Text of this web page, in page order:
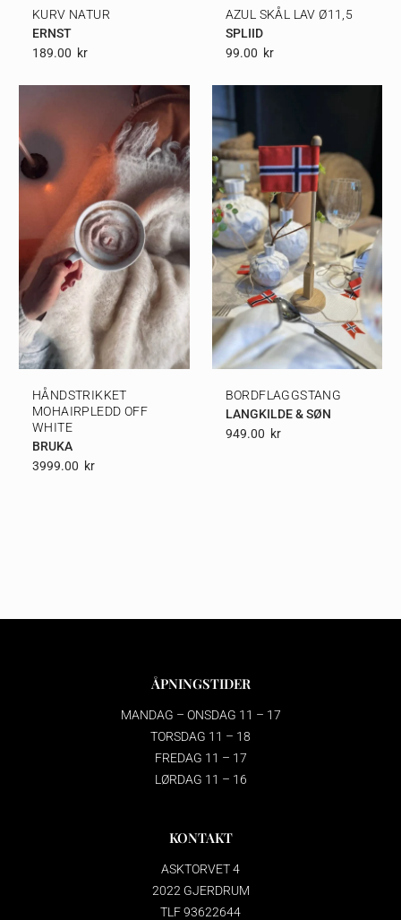
KURV NATUR
ERNST
189.00 Kr
AZUL SKÅL LAV Ø11,5
SPLIID
99.00 Kr
HÅNDSTRIKKET
MOHAIRPLEDD OFF
WHITE
BRUKA
3999.00 Kr
BORDFLAGGSTANG
LANGKILDE & SØN
949.00 Kr
ÅPNINGSTIDER
MANDAG – ONSDAG 11 – 17
TORSDAG 11 – 18
FREDAG 11 – 17
LØRDAG 11 – 16
KONTAKT
ASKTORVET 4
2022 GJERDRUM
TLF 93622644